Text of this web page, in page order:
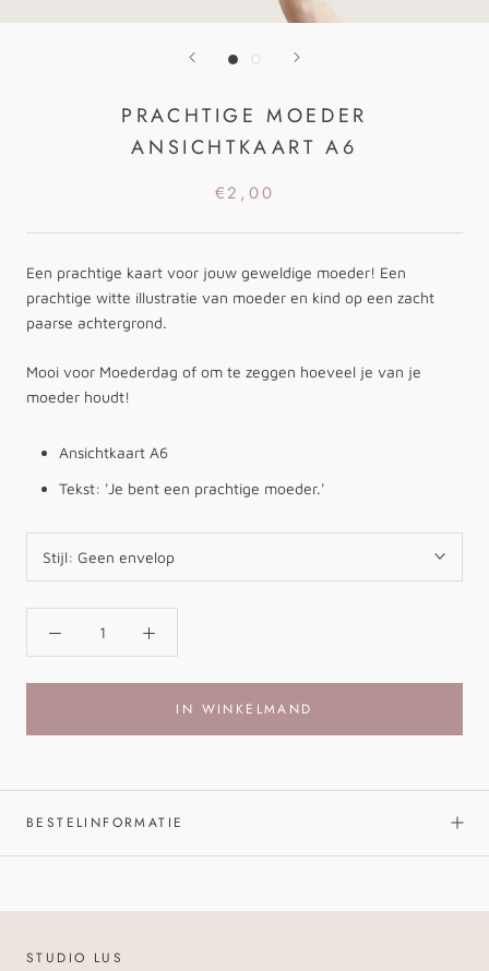
PRACHTIGE MOEDER
ANSICHTKAART A6
€2,00
Een prachtige kaart voor jouw geweldige moeder! Een
prachtige witte illustratie van moeder en kind op een zacht
paarse achtergrond.
Mooi voor Moederdag of om te zeggen hoeveel je van je
moeder houdt!
Ansichtkaart A6
Tekst: 'Je bent een prachtige moeder.'
Stijl: Geen envelop
IN WINKELMAND
BESTELINFORMATIE
STUDIO LUS